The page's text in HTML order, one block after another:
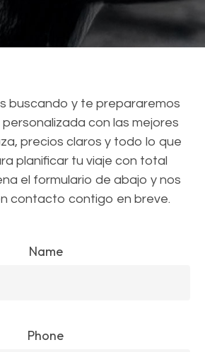
buscando y te prepararemos
con las mejores
precios claros y todo lo que
planificar tu viaje con total
el formulario de abajo y nos
contacto contigo en breve.
Name
Phone